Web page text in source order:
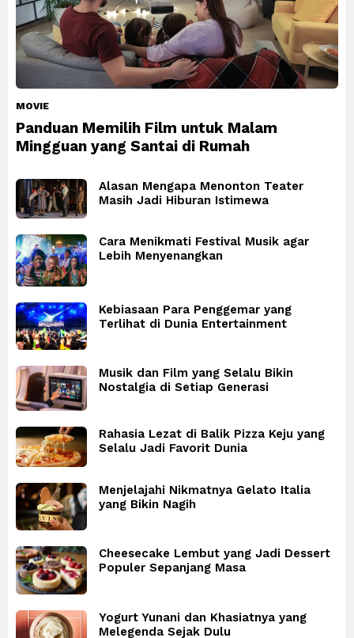
MOVIE
Panduan Memilih Film untuk Malam
Mingguan yang Santai di Rumah
Alasan Mengapa Menonton Teater
Masih Jadi Hiburan Istimewa
Cara Menikmati Festival Musik agar
Lebih Menyenangkan
Kebiasaan Para Penggemar yang
Terlihat di Dunia Entertainment
Musik dan Film yang Selalu Bikin
Nostalgia di Setiap Generasi
Rahasia Lezat di Balik Pizza Keju yang
Selalu Jadi Favorit Dunia
Menjelajahi Nikmatnya Gelato Italia
yang Bikin Nagih
Cheesecake Lembut yang Jadi Dessert
Populer Sepanjang Masa
Yogurt Yunani dan Khasiatnya yang
Melegenda Sejak Dulu